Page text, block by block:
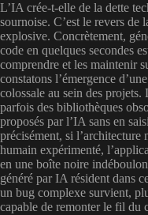
L’IA crée-t-elle de la dette
sournoise. C’est le revers
explosive. Concrètement,
code en quelques secondes
comprendre et les maintenir
constatons l’émergence d’une
colossale au sein des
parfois des bibliothèques
proposés par l’IA sans en
précisément, si l’architecture
humain expérimenté,
en une boîte noire
généré par IA résident dans
un bug complexe survient,
capable de remonter le fil du